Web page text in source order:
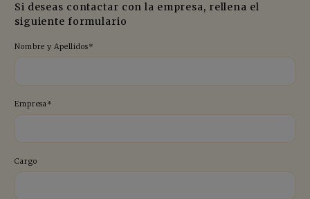
Si deseas contactar con la empresa, rellena el
siguiente formulario
Nombre y Apellidos*
Empresa*
Cargo